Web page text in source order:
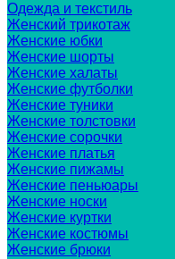
Одежда и текстиль
Женский трикотаж
Женские юбки
Женские шорты
Женские халаты
Женские футболки
Женские туники
Женские толстовки
Женские сорочки
Женские платья
Женские пижамы
Женские пеньюары
Женские носки
Женские куртки
Женские костюмы
Женские брюки